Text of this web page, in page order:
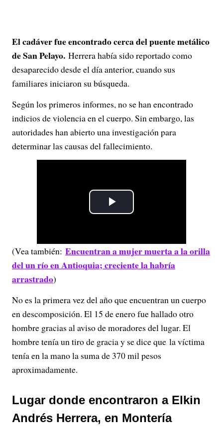
El cadáver fue encontrado cerca del puente metálico
de San Pelayo. Herrera había sido reportado como
desaparecido desde el día anterior, cuando sus
familiares iniciaron su búsqueda.
Según los primeros informes, no se han encontrado
indicios de violencia en el cuerpo. Sin embargo, las
autoridades han abierto una investigación para
determinar las causas del fallecimiento.
P
a
V
i
d
(Vea también: Encuentran a mujer muerta a la orilla
del un río en Antioquia; creciente la habría
arrastrado)
No es la primera vez del año que encuentran un cuerpo
en descomposición. El 15 de enero fue hallado otro
hombre gracias al aviso de moradores del lugar. El
hombre tenía un tiro de gracia y se dice que la víctima
tenía en la mano la suma de 370 mil pesos
aproximadamente.
Lugar donde encontraron a Elkin
Andrés Herrera, en Montería